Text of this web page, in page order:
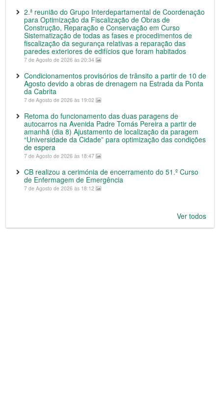
2.ª reunião do Grupo Interdepartamental de Coordenação
para Optimização da Fiscalização de Obras de
Construção, Reparação e Conservação em Curso
Sistematização de todas as fases e procedimentos de
fiscalização da segurança relativas a reparação das
paredes exteriores de edifícios que foram habitados
7 de Agosto de 2026 às 20:34
Condicionamentos provisórios de trânsito a partir de 10 de
Agosto devido a obras de drenagem na Estrada da Ponta
da Cabrita
7 de Agosto de 2026 às 19:02
Retoma do funcionamento das duas paragens de
autocarros na Avenida Padre Tomás Pereira a partir de
amanhã (dia 8) Ajustamento de localização da paragem
“Universidade da Cidade” para optimização das condições
de espera
7 de Agosto de 2026 às 18:47
CB realizou a cerimónia de encerramento do 51.º Curso
de Enfermagem de Emergência
7 de Agosto de 2026 às 18:12
Ver todos